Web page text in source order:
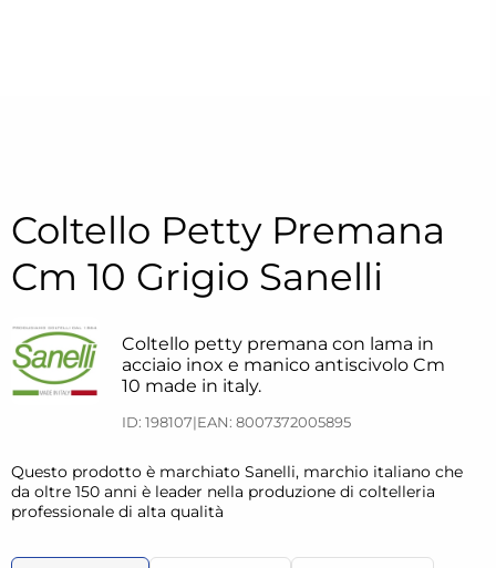
Coltello Petty Premana
Cm 10 Grigio Sanelli
Coltello petty premana con lama in
acciaio inox e manico antiscivolo Cm
10 made in italy.
ID: 198107|EAN: 8007372005895
Questo prodotto è marchiato Sanelli, marchio italiano che
da oltre 150 anni è leader nella produzione di coltelleria
professionale di alta qualità